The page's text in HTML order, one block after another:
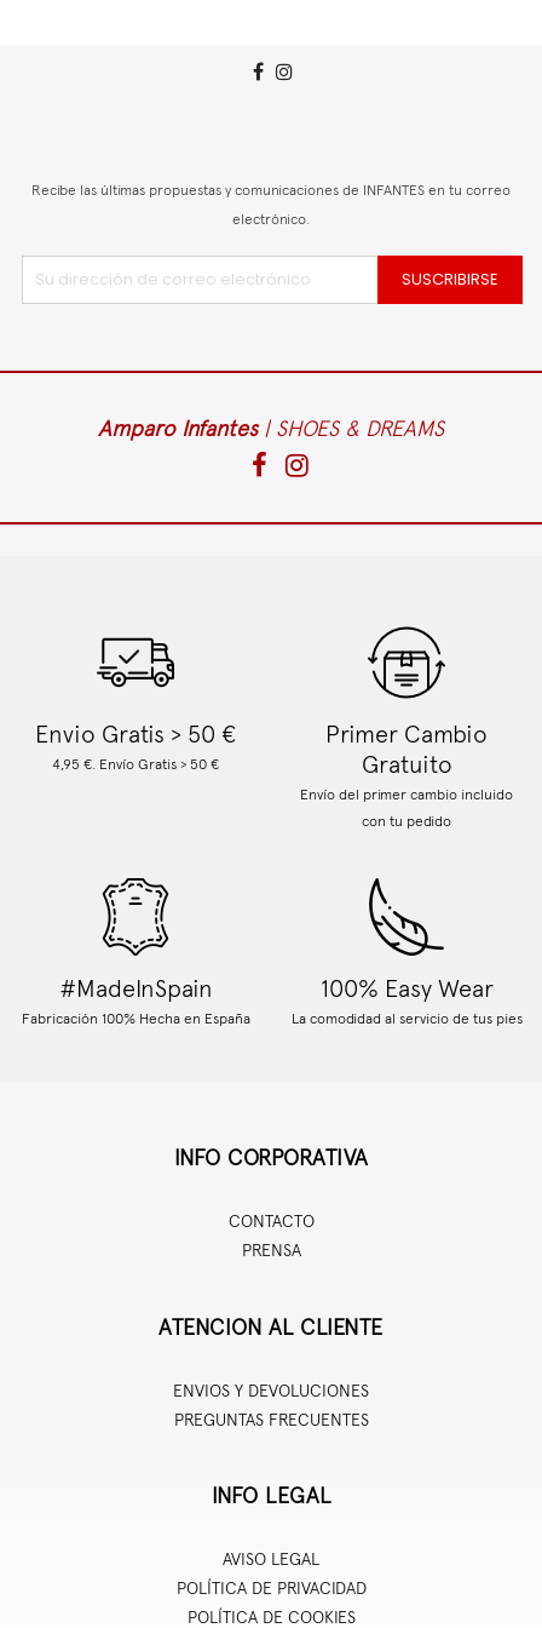
Recibe las últimas propuestas y comunicaciones de INFANTES en tu correo
electrónico.
Amparo Infantes| SHOES & DREAMS
Envio Gratis > 50 €
4,95 €. Envío Gratis > 50 €
Primer Cambio
Gratuito
Envío del primer cambio incluido
con tu pedido
#MadeInSpain
Fabricación 100% Hecha en España
100% Easy Wear
La comodidad al servicio de tus pies
INFO CORPORATIVA
CONTACTO
PRENSA
ATENCION AL CLIENTE
ENVIOS Y DEVOLUCIONES
PREGUNTAS FRECUENTES
INFO LEGAL
AVISO LEGAL
POLÍTICA DE PRIVACIDAD
POLÍTICA DE COOKIES